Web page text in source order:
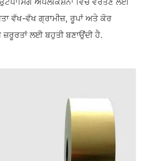
ਵੱਖ-ਵੱਖ ਗ੍ਰਾਮੀਜ਼, ਰੂਪਾਂ ਅਤੇ ਕੋਰ
ਲਈ ਬਹੁਤੀ ਬਣਾਉਂਦੀ ਹੈ.